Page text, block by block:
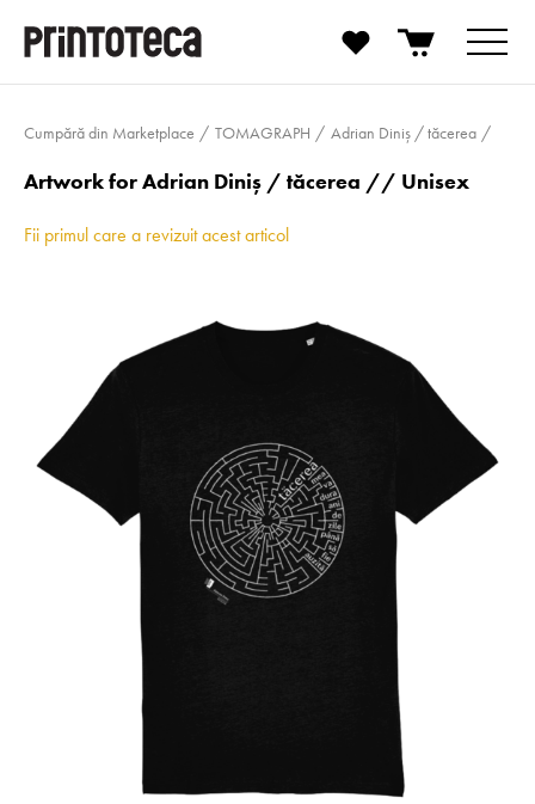
Cumpără din Marketplace TOMAGRAPH Adrian Diniș / tăcerea
Artwork for Adrian Diniș / tăcerea // Unisex
Fii primul care a revizuit acest articol